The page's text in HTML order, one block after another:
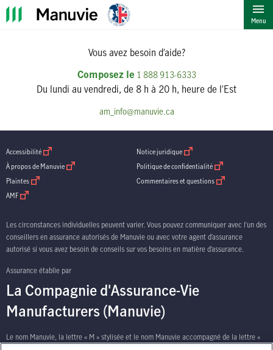
""
Menu
Vous avez besoin d’aide?
Composez le 1 888 913-6333
Du lundi au vendredi, de 8 h à 20 h, heure de l’Est
am_info@manuvie.ca
Accessibilité ouvrir dans une nouvelle fenetre Notice juridique ouvrir dans une nouvelle fenetre
À propos de Manuvie ouvrir dans une nouvelle fenetrePolitique de confidentialité ouvrir dans une
Plaintes ouvrir dans une nouvelle fenetre Commentaires et questions ouvrir dans une
AMF ouvrir dans une nouvelle fenetre
Les circonstances individuelles peuvent varier. Vous pouvez communiquer avec l’un des
conseillers en assurance autorisés de Manuvie ou avec votre agent d’assurance
autorisé si vous avez besoin de conseils sur vos besoins en matière d’assurance.
Assurance établie par
La Compagnie d'Assurance-Vie
Manufacturers (Manuvie)
Le nom Manuvie, la lettre « M » stylisée et le nom Manuvie accompagné de la lettre «